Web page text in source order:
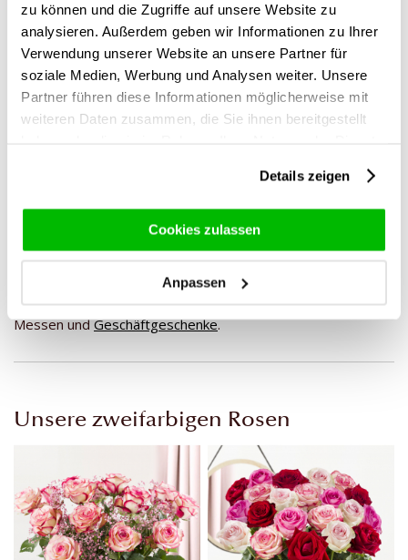
zu können und die Zugriffe auf unsere Website zu
analysieren. Außerdem geben wir Informationen zu Ihrer
Verwendung unserer Website an unsere Partner für
soziale Medien, Werbung und Analysen weiter. Unsere
Partner führen diese Informationen möglicherweise mit
weiteren Daten zusammen, die Sie ihnen bereitgestellt
Details zeigen
Cookies zulassen
Anpassen
Neben natürlichen zweifarbigen Rosen kann man Rosen auch
künstlich in zwei Farben färben. Dabei werden spezielle
Färbetechniken verwendet, bei denen die Rose über den
Stiel oder durch einen Färbeprozess in der Knospe
verschiedene Pigmente aufnimmt. Beliebte Kombinationen
sind unter anderem:
Weihnachtsgestecke.
Frühlingsgestecke und stilvolle, natürliche Themen.
Diese gefärbten Rosen sind beliebt für Eventfloristik,
Messen undGeschäftgeschenke.
Unsere zweifarbigen Rosen